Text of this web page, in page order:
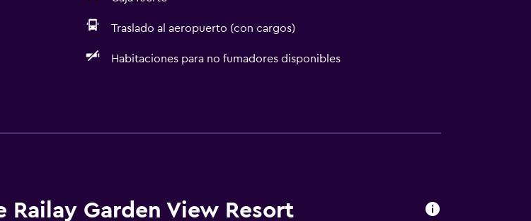
Traslado al aeropuerto (con cargos)
Habitaciones para no fumadores disponibles
Cámaras CCTV en el exterior
Caja fuerte
Railay Garden View Resort